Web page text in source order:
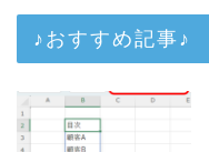
♪おすすめ記事♪